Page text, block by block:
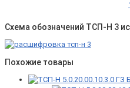
Схема обозначений ТСП-Н 3
Похожие товары